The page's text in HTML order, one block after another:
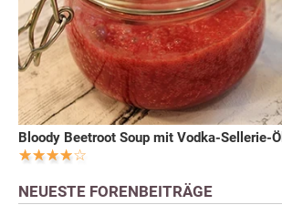
Bloody Beetroot Soup mit Vodka-Sellerie-Öl
NEUESTE FORENBEITRÄGE